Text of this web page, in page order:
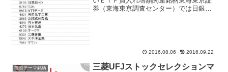
券（東海東京調査センター）では日銀が
2016.08.06 2016.09.22
投資テーマ銘柄
三菱UFJストックセレクションマ